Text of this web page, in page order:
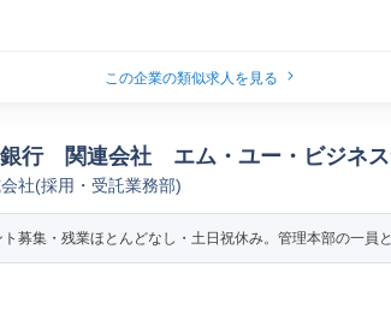
この企業の類似求人を見る
銀行 関連会社 エム・ユー・ビジネ
ント(事務職)
社(採用・受託業務部)
募集・残業ほとんどなし・土日祝休み。管理本部の一員